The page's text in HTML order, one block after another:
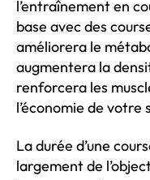
l’entraînement en
base avec des
améliorera le
augmentera la
renforcera les
l’économie de votre
La durée d’une
largement de